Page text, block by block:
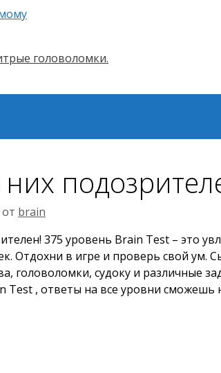
от brain
375 уровень Brain Test – это
Отдохни в игре и проверь свой ум.
головоломки, судоку и различные
Test , ответы на все уровни сможешь